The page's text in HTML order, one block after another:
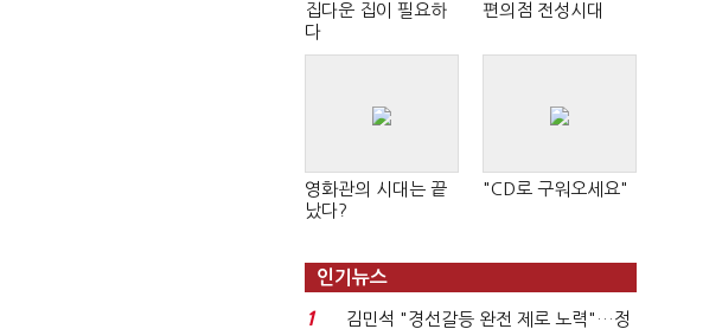
집다운 집이 필요하
다
편의점 전성시대
영화관의 시대는 끝
났다?
"CD로 구워오세요"
인기뉴스
1
김민석 "경선갈등 완전 제로 노력"…정